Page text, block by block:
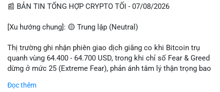
Viettel) và các từ khóa đời sống khác đang chiếm ưu thế.
💬 DÒNG CHẢY TIN TỨC & TRUYỀN THÔNG
năm tù đối với Sam Bankman-Fried (FTX).
• Tin tức vĩ mô: Cảnh báo về tình trạng stagflation (lạm phát
đình trệ) từ dữ liệu PMI của Mỹ; thu nhập của người Mỹ đang
• Tin tức Binance: Binance chuẩn bị nâng cấp dịch vụ giao dịch
📰 BẢN TIN TỔNG HỢP CRYPTO TỐI - 07/08/2026
[Xu hướng chung]: 🟡 Trung lập (Neutral)
Thị trường ghi nhận phiên giao dịch giằng co khi Bitcoin trụ
quanh vùng 64.400 - 64.700 USD, trong khi chỉ số Fear & Greed
dừng ở mức 25 (Extreme Fear), phản ánh tâm lý thận trọng bao
Đọc thêm